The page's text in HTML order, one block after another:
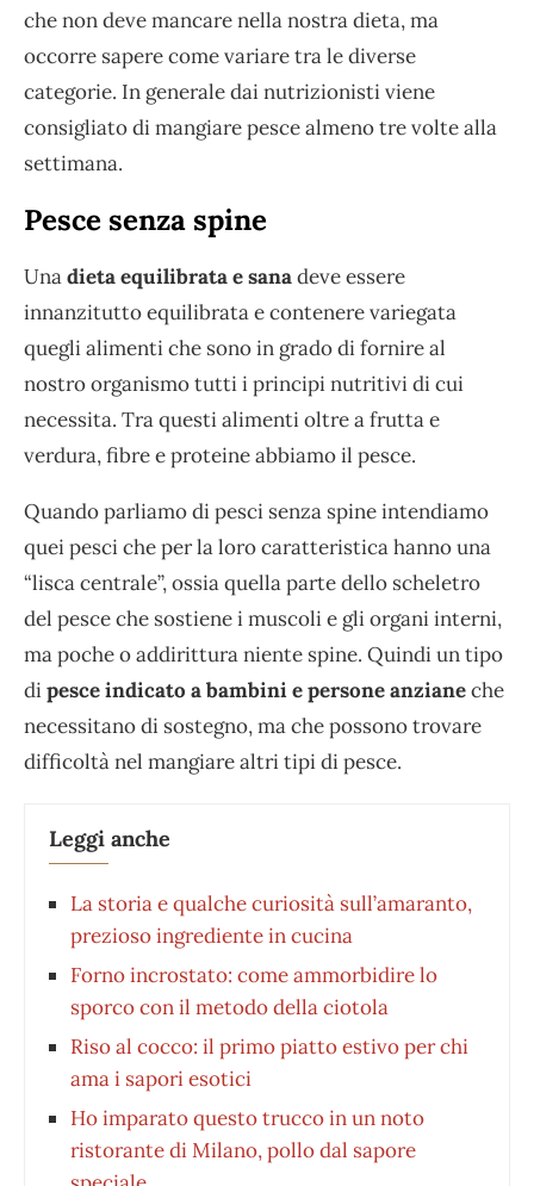
che non deve mancare nella nostra dieta, ma
occorre sapere come variare tra le diverse
categorie. In generale dai nutrizionisti viene
consigliato di mangiare pesce almeno tre volte alla
settimana.
Pesce senza spine
Unadieta equilibratae sanadeve essere
innanzitutto equilibrata e contenere variegata
quegli alimenti che sono in grado di fornire al
nostro organismo tutti i principi nutritivi di cui
necessita. Tra questi alimenti oltre a frutta e
verdura, fibre e proteine abbiamo il pesce.
Quando parliamo di pesci senza spine intendiamo
quei pesci che per la loro caratteristica hanno una
“lisca centrale”, ossia quella parte dello scheletro
del pesce che sostiene i muscoli e gli organi interni,
ma poche o addirittura niente spine. Quindi un tipo
dipesce indicato a bambini e persone anzianeche
necessitano di sostegno, ma che possono trovare
difficoltà nel mangiare altri tipi di pesce.
Leggi anche
La storia e qualche curiosità sull’amaranto,
prezioso ingrediente in cucina
Forno incrostato: come ammorbidire lo
sporco con il metodo della ciotola
Riso al cocco: il primo piatto estivo per chi
ama i sapori esotici
Ho imparato questo trucco in un noto
ristorante di Milano, pollo dal sapore